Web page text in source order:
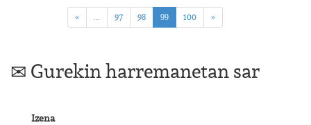
« 97 98 99(current)
100 »
Gurekin harremanetan sar
Izena